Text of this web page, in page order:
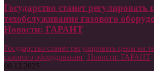
Государство станет регулировать
техобслуживание газового
Новости: ГАРАНТ
Государство станет регулировать цены на
газового оборудования | Новости: ГАРАНТ
08.12.2025